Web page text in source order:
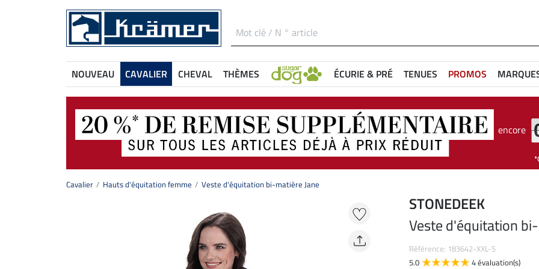
NOUVEAU CAVALIER CHEVAL THÈMES ÉCURIE & PRÉ TENUES PROMOS
encore
Cavalier Hauts d'équitation femme Veste d'équitation bi-matière Jane
STONEDEEK
Veste d'équitation
Référence: 183642-XXL-S
5.0
4 évaluation(s)